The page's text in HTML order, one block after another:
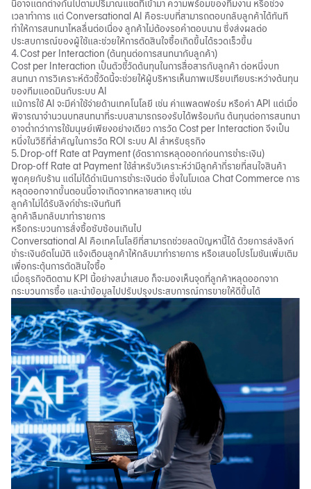
นี้อาจแตกต่างกันไปตามปริมาณแชตที่เข้ามา ความพร้อมของทีมงาน หรือช่วง
เวลาทำการ แต่ Conversational AI คือระบบที่สามารถตอบกลับลูกค้าได้ทันที
ทำให้การสนทนาไหลลื่นต่อเนื่อง ลูกค้าไม่ต้องรอคำตอบนาน ซึ่งส่งผลต่อ
ประสบการณ์ของผู้ใช้และช่วยให้การตัดสินใจซื้อเกิดขึ้นได้รวดเร็วขึ้น
4. Cost per Interaction (ต้นทุนต่อการสนทนากับลูกค้า)
Cost per Interaction เป็นตัวชี้วัดต้นทุนในการสื่อสารกับลูกค้า ต่อหนึ่งบท
สนทนา การวิเคราะห์ตัวชี้วัดนี้จะช่วยให้ผู้บริหารเห็นภาพเปรียบเทียบระหว่างต้นทุน
ของทีมแอดมินกับระบบ AI
แม้การใช้ AI จะมีค่าใช้จ่ายด้านเทคโนโลยี เช่น ค่าแพลตฟอร์ม หรือค่า API แต่เมื่อ
พิจารณาจำนวนบทสนทนาที่ระบบสามารถรองรับได้พร้อมกัน ต้นทุนต่อการสนทนา
อาจต่ำกว่าการใช้มนุษย์เพียงอย่างเดียว การวัด Cost per Interaction จึงเป็น
หนึ่งในวิธีที่สำคัญในการวัด ROI ระบบ AI สำหรับธุรกิจ
5. Drop-off Rate at Payment (อัตราการหลุดออกก่อนการชำระเงิน)
Drop-off Rate at Payment ใช้สำหรับวิเคราะห์ว่ามีลูกค้ากี่รายที่สนใจสินค้า
พูดคุยกับร้าน แต่ไม่ได้ดำเนินการชำระเงินต่อ ซึ่งในโมเดล Chat Commerce การ
หลุดออกจากขั้นตอนนี้อาจเกิดจากหลายสาเหตุ เช่น
ลูกค้าไม่ได้รับลิงก์ชำระเงินทันที
ลูกค้าลืมกลับมาทำรายการ
หรือกระบวนการสั่งซื้อซับซ้อนเกินไป
Conversational AI คือเทคโนโลยีที่สามารถช่วยลดปัญหานี้ได้ ด้วยการส่งลิงก์
ชำระเงินอัตโนมัติ แจ้งเตือนลูกค้าให้กลับมาทำรายการ หรือเสนอโปรโมชันเพิ่มเติม
เพื่อกระตุ้นการตัดสินใจซื้อ
เมื่อธุรกิจติดตาม KPI นี้อย่างสม่ำเสมอ ก็จะมองเห็นจุดที่ลูกค้าหลุดออกจาก
กระบวนการซื้อ และนำข้อมูลไปปรับปรุงประสบการณ์การขายให้ดีขึ้นได้